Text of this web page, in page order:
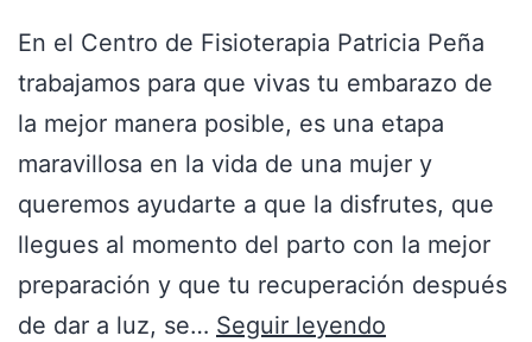
En el Centro de Fisioterapia Patricia Peña
trabajamos para que vivas tu embarazo de
la mejor manera posible, es una etapa
maravillosa en la vida de una mujer y
queremos ayudarte a que la disfrutes, que
llegues al momento del parto con la mejor
preparación y que tu recuperación después
de dar a luz, se… Seguir leyendo